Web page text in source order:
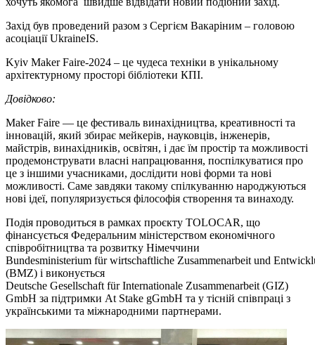
Захід був проведений разом з Сергієм Вакаріним ‒ головою
асоціації UkraineIS.
Kyiv Maker Faire-2024 ‒ це чудеса техніки в унікальному
архітектурному просторі бібліотеки КПІ.
Довідково:
Maker Faire — це фестиваль винахідництва, креативності та
інновацій, який збирає мейкерів, науковців, інженерів,
майстрів, винахідників, освітян, і дає їм простір та можливості
продемонструвати власні напрацювання, поспілкуватися про
це з іншими учасниками, дослідити нові форми та нові
можливості. Саме завдяки такому спілкуванню народжуються
нові ідеї, популяризується філософія створення та винаходу.
Подія проводиться в рамках проєкту TOLOCAR, що
фінансується Федеральним міністерством економічного
співробітництва та розвитку Німеччини
Bundesministerium für wirtschaftliche Zusammenarbeit und
(BMZ) і виконується
Deutsche Gesellschaft für Internationale Zusammenarbeit (GIZ)
GmbH за підтримки At Stake gGmbH та у тісній співпраці з
українськими та міжнародними партнерами.